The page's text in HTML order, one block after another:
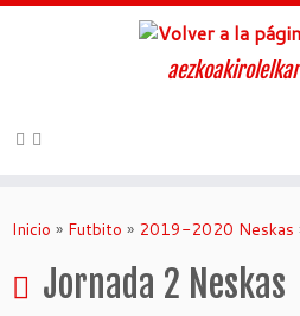
Inicio » Futbito » 2019-2020 Neskas
Jornada 2 Neskas